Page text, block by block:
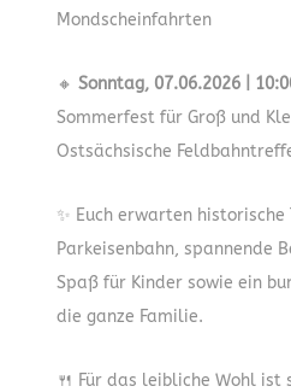
Mondscheinfahrten
🔸 Sonntag, 07.06.2026 |
Sommerfest für Groß und
Ostsächsische
✨ Euch erwarten
Parkeisenbahn, spannende
Spaß für Kinder sowie ein
die ganze Familie.
🍴 Für das leibliche Wohl